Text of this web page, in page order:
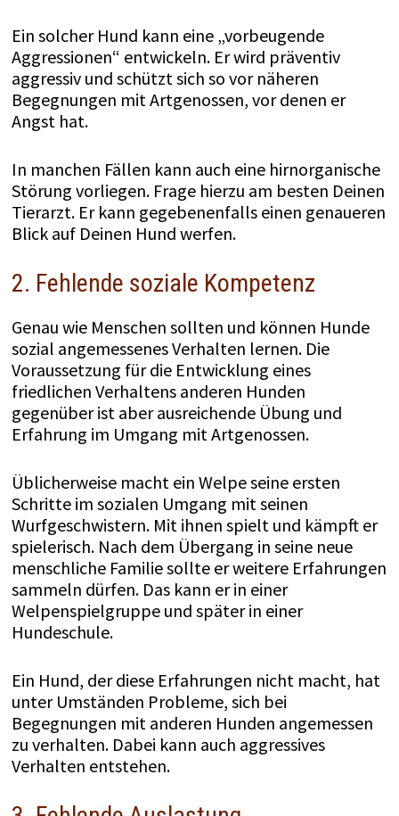
Ein solcher Hund kann eine „vorbeugende
Aggressionen“ entwickeln. Er wird präventiv
aggressiv und schützt sich so vor näheren
Begegnungen mit Artgenossen, vor denen er
Angst hat.
In manchen Fällen kann auch eine hirnorganische
Störung vorliegen. Frage hierzu am besten Deinen
Tierarzt. Er kann gegebenenfalls einen genaueren
Blick auf Deinen Hund werfen.
2. Fehlende soziale Kompetenz
Genau wie Menschen sollten und können Hunde
sozial angemessenes Verhalten lernen. Die
Voraussetzung für die Entwicklung eines
friedlichen Verhaltens anderen Hunden
gegenüber ist aber ausreichende Übung und
Erfahrung im Umgang mit Artgenossen.
Üblicherweise macht ein Welpe seine ersten
Schritte im sozialen Umgang mit seinen
Wurfgeschwistern. Mit ihnen spielt und kämpft er
spielerisch. Nach dem Übergang in seine neue
menschliche Familie sollte er weitere Erfahrungen
sammeln dürfen. Das kann er in einer
Welpenspielgruppe und später in einer
Hundeschule.
Ein Hund, der diese Erfahrungen nicht macht, hat
unter Umständen Probleme, sich bei
Begegnungen mit anderen Hunden angemessen
zu verhalten. Dabei kann auch aggressives
Verhalten entstehen.